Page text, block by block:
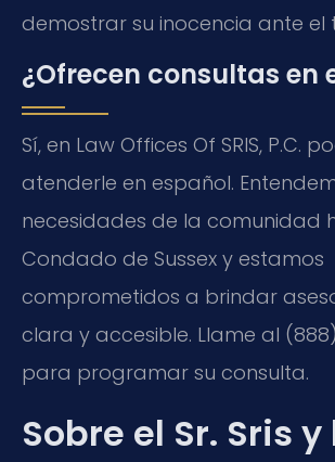
demostrar su inocencia ante el
¿Ofrecen consultas en
Sí, en Law Offices Of SRIS, P.C.
atenderle en español.
necesidades de la comunidad
Condado de Sussex y estamos
comprometidos a brindar
clara y accesible. Llame al
para programar su consulta.
Sobre el Sr. Sris y